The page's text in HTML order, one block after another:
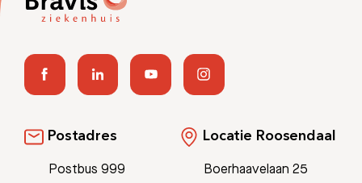
Postadres
Postbus 999
Locatie Roosendaal
Boerhaavelaan 25